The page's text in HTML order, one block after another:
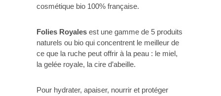
cosmétique bio 100% française.
Folies Royales est une gamme de 5 produits
naturels ou bio qui concentrent le meilleur de
ce que la ruche peut offrir à la peau : le miel,
la gelée royale, la cire d’abeille.
Pour hydrater, apaiser, nourrir et protéger